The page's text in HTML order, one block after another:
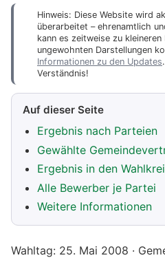
Hinweis: Diese Website wird
überarbeitet – ehrenamtlich
kann es zeitweise zu
ungewohnten Darstellungen
Informationen zu den Updates
Verständnis!
Auf dieser Seite
Ergebnis nach Parteien
Gewählte
Ergebnis in den
Alle Bewerber je Partei
Weitere Informationen
Wahltag: 25. Mai 2008 ·